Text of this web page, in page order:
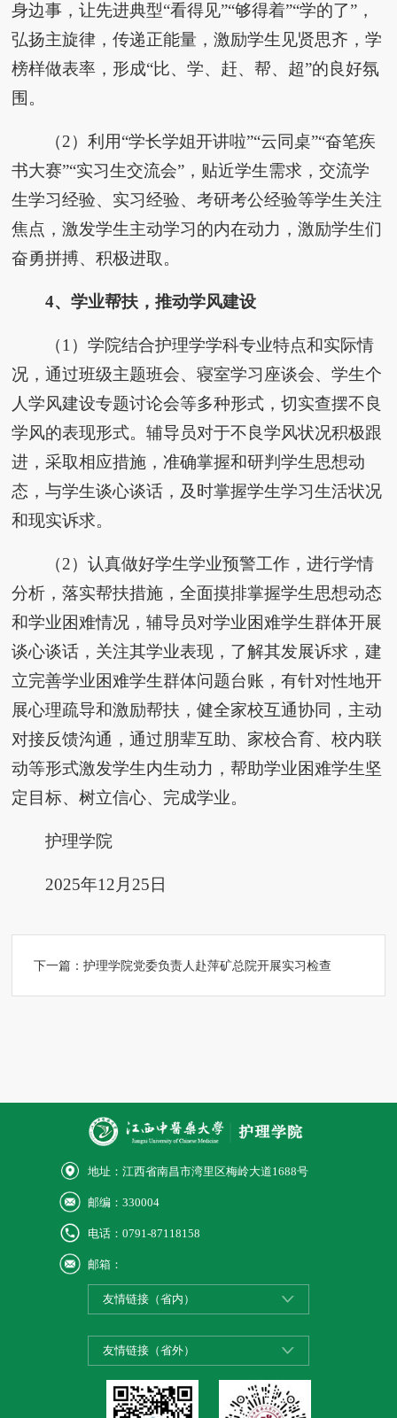
身边事，让先进典型“看得见”“够得着”“学的了”，
弘扬主旋律，传递正能量，激励学生见贤思齐，学
榜样做表率，形成“比、学、赶、帮、超”的良好氛
围。
（2）利用“学长学姐开讲啦”“云同桌”“奋笔疾
书大赛”“实习生交流会”，贴近学生需求，交流学
生学习经验、实习经验、考研考公经验等学生关注
焦点，激发学生主动学习的内在动力，激励学生们
奋勇拼搏、积极进取。
4、学业帮扶，推动学风建设
（1）学院结合护理学学科专业特点和实际情
况，通过班级主题班会、寝室学习座谈会、学生个
人学风建设专题讨论会等多种形式，切实查摆不良
学风的表现形式。辅导员对于不良学风状况积极跟
进，采取相应措施，准确掌握和研判学生思想动
态，与学生谈心谈话，及时掌握学生学习生活状况
和现实诉求。
（2）认真做好学生学业预警工作，进行学情
分析，落实帮扶措施，全面摸排掌握学生思想动态
和学业困难情况，辅导员对学业困难学生群体开展
谈心谈话，关注其学业表现，了解其发展诉求，建
立完善学业困难学生群体问题台账，有针对性地开
展心理疏导和激励帮扶，健全家校互通协同，主动
对接反馈沟通，通过朋辈互助、家校合育、校内联
动等形式激发学生内生动力，帮助学业困难学生坚
定目标、树立信心、完成学业。
护理学院
2025年12月25日
下一篇：护理学院党委负责人赴萍矿总院开展实习检查
地址：江西省南昌市湾里区梅岭大道1688号
邮编：330004
电话：0791-87118158
邮箱：
友情链接（省内）
友情链接（省外）